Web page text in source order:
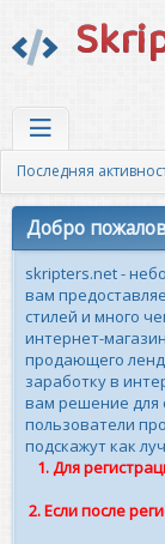
Последняя
Добро
skripters.net -
вам
стилей и много
интернет-
продающего
заработку в
вам решение для
пользователи
подскажут как
1. Для
2. Если после